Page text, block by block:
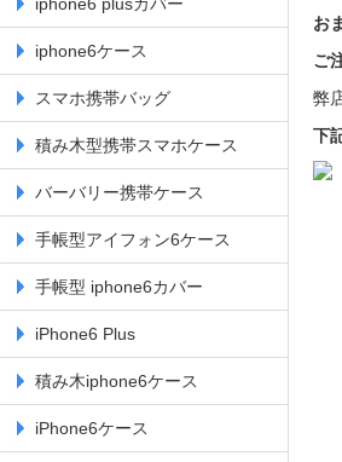
お
ご
弊
下
iphone6ケース
スマホ携帯バッグ
積み木型携帯スマホケース
バーバリー携帯ケース
手帳型アイフォン6ケース
手帳型 iphone6カバー
iPhone6 Plus
積み木iphone6ケース
iPhone6ケース